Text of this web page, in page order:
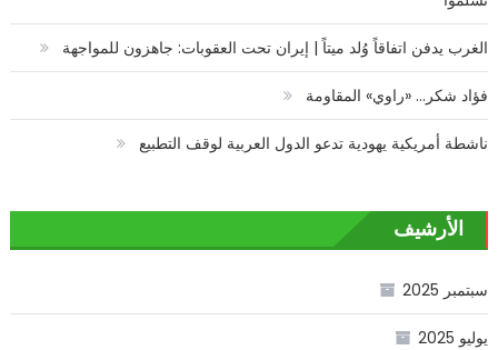
الغرب يدفن اتفاقاً وُلد ميتاً | إيران تحت العقوبات: جاهزون للمواجهة
فؤاد شكر… «راوي» المقاومة
ناشطة أمريكية يهودية تدعو الدول العربية لوقف التطبيع
الأرشيف
سبتمبر 2025
يوليو 2025